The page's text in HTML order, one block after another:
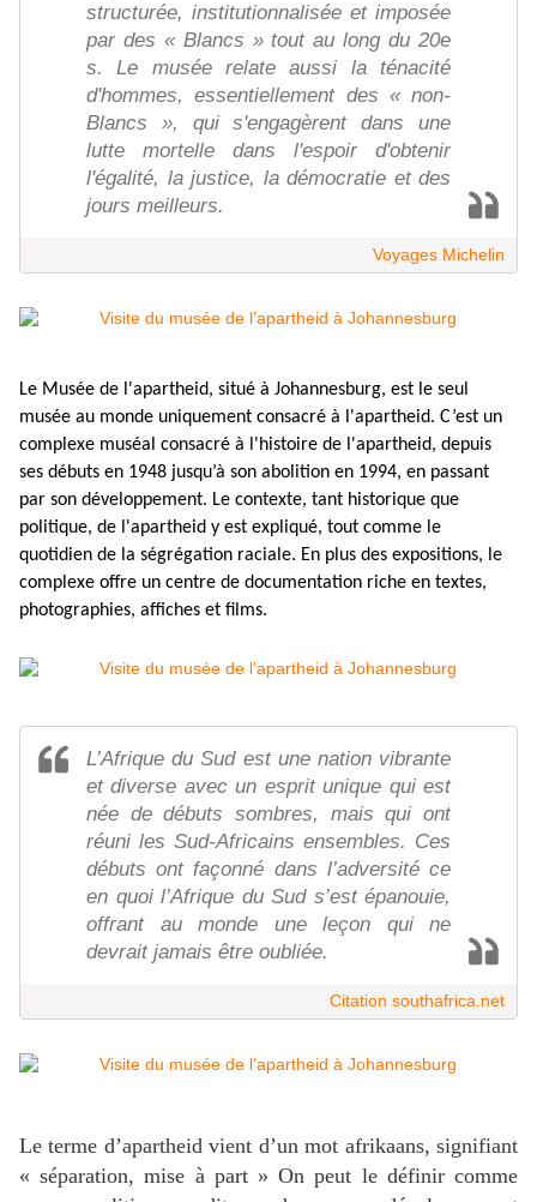
structurée, institutionnalisée et imposée
par des « Blancs » tout au long du 20e
s. Le musée relate aussi la ténacité
d'hommes, essentiellement des « non-
Blancs », qui s'engagèrent dans une
lutte mortelle dans l'espoir d'obtenir
l'égalité, la justice, la démocratie et des
jours meilleurs.
Voyages Michelin
Le Musée de l'apartheid, situé à Johannesburg, est le seul
musée au monde uniquement consacré à
l'apartheid. C’est un
complexe muséal consacré à l'histoire de l'apartheid, depuis
ses débuts en 1948 jusqu’à son abolition en 1994, en passant
par son développement. Le contexte, tant historique que
politique, de l'apartheid y est expliqué, tout comme le
quotidien de la ségrégation raciale. En plus des expositions, le
complexe offre un centre de documentation riche en textes,
photographies, affiches et films.
L’Afrique du Sud est une nation vibrante
et diverse avec un esprit unique qui est
née de débuts sombres, mais qui ont
réuni les Sud-Africains ensembles. Ces
débuts ont façonné dans l’adversité ce
en quoi l’Afrique du Sud s’est épanouie,
offrant au monde une leçon qui ne
devrait jamais être oubliée.
Citation southafrica.net
Le terme d’apartheid vient d’un mot afrikaans, signifiant
« séparation, mise à part » On peut le définir comme